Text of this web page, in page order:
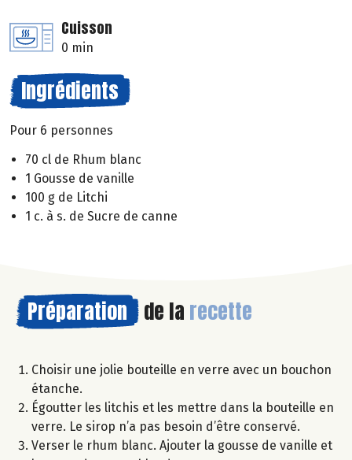
Cuisson
0 min
Ingrédients
Pour 6 personnes
70 cl de Rhum blanc
1 Gousse de vanille
100 g de Litchi
1 c. à s. de Sucre de canne
Préparation de la recette
Choisir une jolie bouteille en verre avec un bouchon
étanche.
Égoutter les litchis et les mettre dans la bouteille en
verre. Le sirop n’a pas besoin d’être conservé.
Verser le rhum blanc. Ajouter la gousse de vanille et